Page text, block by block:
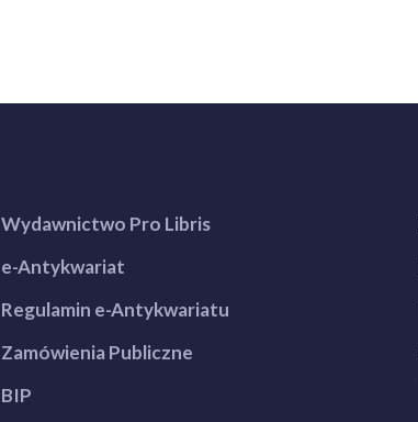
Wydawnictwo Pro Libris
e-Antykwariat
Regulamin e-Antykwariatu
Zamówienia Publiczne
BIP